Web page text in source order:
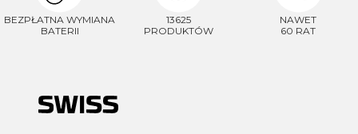
BEZPŁATNA WYMIANA
BATERII
13625
PRODUKTÓW
NAWET
60 RAT